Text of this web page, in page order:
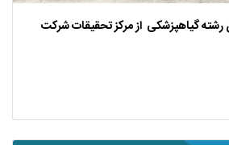
رشته گیاهپزشکی از مرکز تحقیقات شرکت